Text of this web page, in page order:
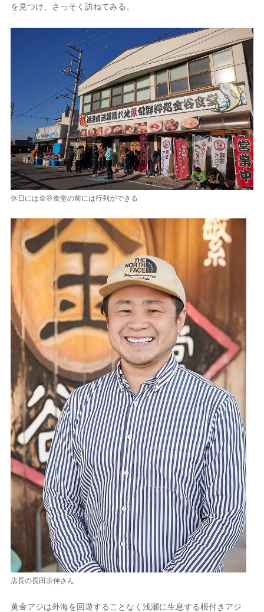
を見つけ、さっそく訪ねてみる。
休日には金谷食堂の前には行列ができる
店長の長田宗伸さん
黄金アジは外海を回遊することなく浅瀬に生息する根付きアジ